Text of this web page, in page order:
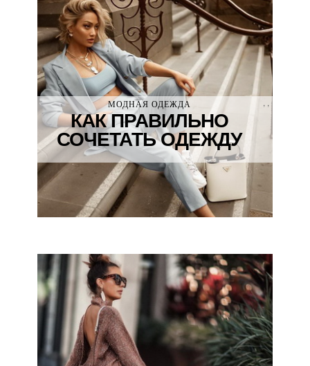
МОДНАЯ ОДЕЖДА ,
МОДНЫЕ ТРЕНДЫ
,
СТИЛИ ОДЕЖДЫ
КАК ПРАВИЛЬНО
СОЧЕТАТЬ ОДЕЖДУ